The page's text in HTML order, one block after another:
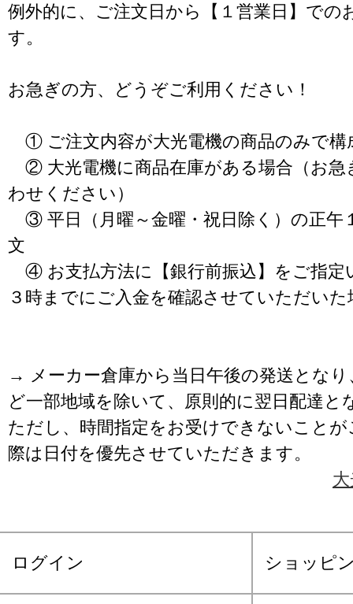
例外的に、ご注文日から【１営業日】での
す。
お急ぎの方、どうぞご利用ください！
① ご注文内容が大光電機の商品のみで構
② 大光電機に商品在庫がある場合（お急
わせください）
③ 平日（月曜～金曜・祝日除く）の正午
文
④ お支払方法に【銀行前振込】をご指定
３時までにご入金を確認させていただいた
→ メーカー倉庫から当日午後の発送となり
ど一部地域を除いて、原則的に翌日配達と
ただし、時間指定をお受けできないこと
際は日付を優先させていただきます。
ログイン ショッピ